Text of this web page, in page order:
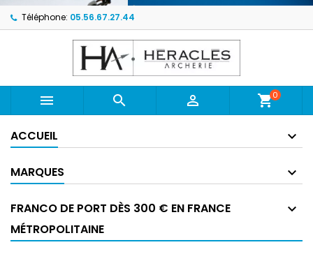
Téléphone: 05.56.67.27.44
   shopping_cart0
ACCUEIL
MARQUES
FRANCO DE PORT DÈS 300 € EN FRANCE
MÉTROPOLITAINE